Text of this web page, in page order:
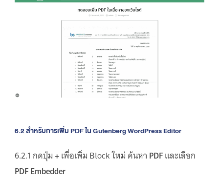
6.2 สำหรับการเพิ่ม PDF ใน Gutenberg WordPress Editor
6.2.1 กดปุ่ม+เพื่อเพิ่ม Block ใหม่ ค้นหา PDFและเลือก
PDF Embedder